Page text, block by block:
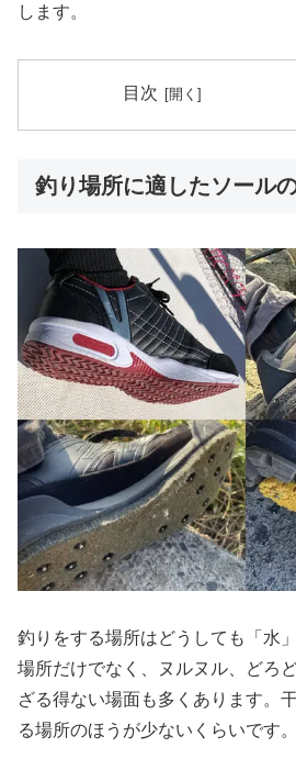
します。
目次
釣り場所に適したソール
釣りをする場所はどうしても「水
場所だけでなく、ヌルヌル、どろ
ざる得ない場面も多くあります。
る場所のほうが少ないくらいです。